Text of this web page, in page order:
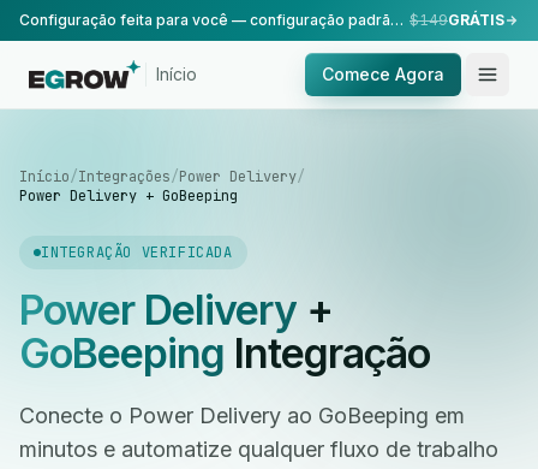
Configuração feita para você — configuração padrão, realizada pela nossa equipe. $149GRÁTIS
Início Comece Agora
Início/Integrações/Power Delivery/
Power Delivery + GoBeeping
INTEGRAÇÃO VERIFICADA
Power Delivery+
GoBeeping Integração
Conecte o Power Delivery ao GoBeeping em
minutos e automatize qualquer fluxo de trabalho